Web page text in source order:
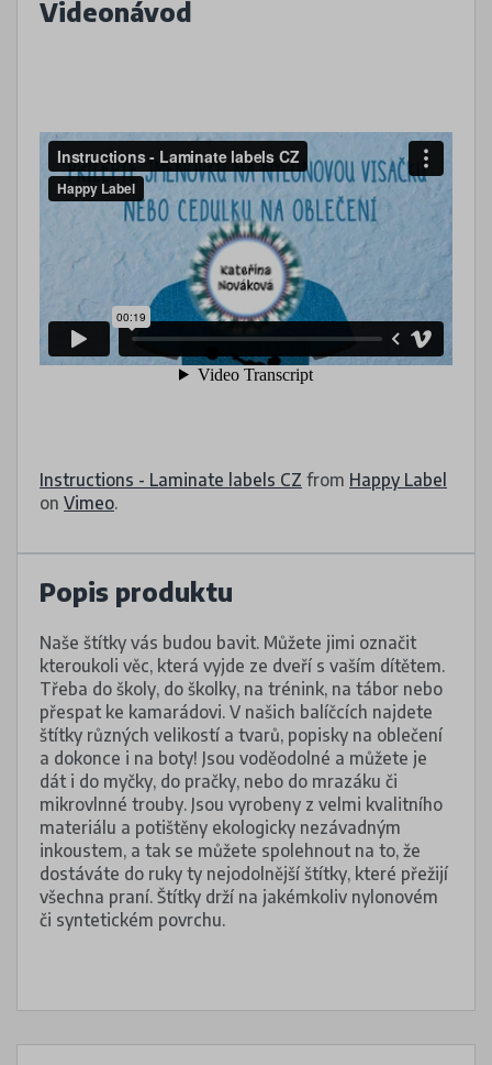
Videonávod
Instructions - Laminate labels CZ from Happy Label
on Vimeo.
Popis produktu
Naše štítky vás budou bavit. Můžete jimi označit
kteroukoli věc, která vyjde ze dveří s vaším dítětem.
Třeba do školy, do školky, na trénink, na tábor nebo
přespat ke kamarádovi. V našich balíčcích najdete
štítky různých velikostí a tvarů, popisky na oblečení
a dokonce i na boty! Jsou voděodolné a můžete je
dát i do myčky, do pračky, nebo do mrazáku či
mikrovlnné trouby. Jsou vyrobeny z velmi kvalitního
materiálu a potištěny ekologicky nezávadným
inkoustem, a tak se můžete spolehnout na to, že
dostáváte do ruky ty nejodolnější štítky, které přežijí
všechna praní. Štítky drží na jakémkoliv nylonovém
či syntetickém povrchu.